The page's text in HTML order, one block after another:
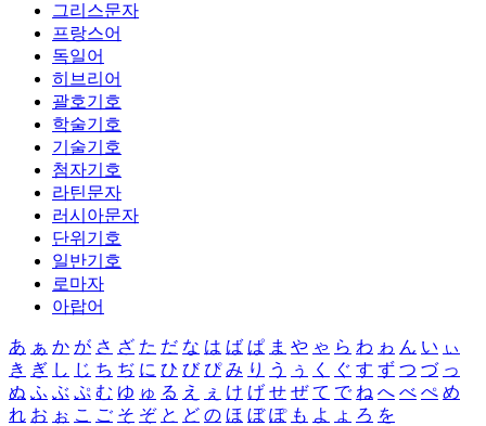
그리스문자
프랑스어
독일어
히브리어
괄호기호
학술기호
기술기호
첨자기호
라틴문자
러시아문자
단위기호
일반기호
로마자
아랍어
あ ぁ か が さ ざ た だ な は ば ぱ ま や ゃ ら わ ゎ ん い ぃ
き ぎ し じ ち ぢ に ひ び ぴ み り う ぅ く ぐ す ず つ づ っ
ぬ ふ ぶ ぷ む ゆ ゅ る え ぇ け げ せ ぜ て で ね へ べ ぺ め
れ お ぉ こ ご そ ぞ と ど の ほ ぼ ぽ も よ ょ ろ を